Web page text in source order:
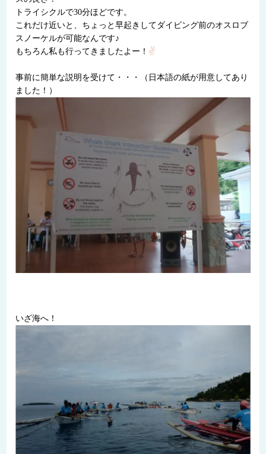
トライシクルで30分ほどです。
これだけ近いと、ちょっと早起きしてダイビング前のオスロブ
スノーケルが可能なんです♪
もちろん私も行ってきましたよー！ ✌
事前に簡単な説明を受けて・・・（日本語の紙が用意してあり
ました！）
いざ海へ！